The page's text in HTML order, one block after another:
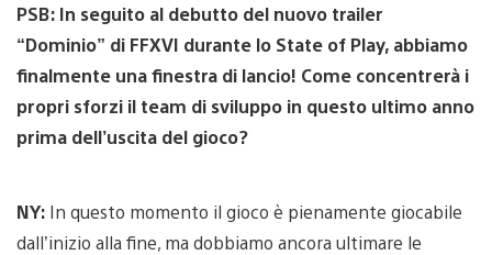
PSB: In seguito al debutto del nuovo trailer
“Dominio” di FFXVI durante lo State of Play, abbiamo
finalmente una finestra di lancio! Come concentrerà i
propri sforzi il team di sviluppo in questo ultimo anno
prima dell’uscita del gioco?
NY: In questo momento il gioco è pienamente giocabile
dall’inizio alla fine, ma dobbiamo ancora ultimare le